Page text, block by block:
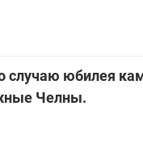
юбилея
Челны.